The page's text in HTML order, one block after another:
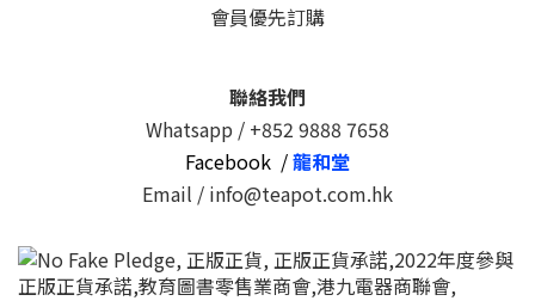
會員優先訂購
聯絡我們
Whatsapp / +852 9888 7658
Facebook /龍和堂
Email / info@teapot.com.hk